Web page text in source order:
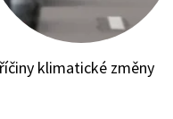
klimatické změny